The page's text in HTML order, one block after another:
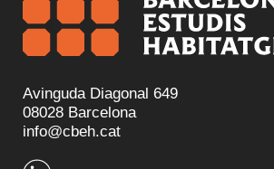
Avinguda Diagonal 649
08028 Barcelona
info@cbeh.cat